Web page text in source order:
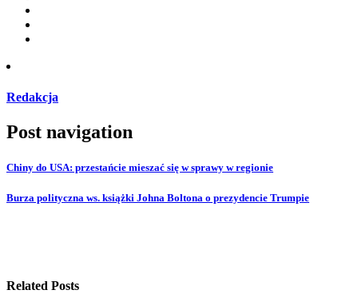
Redakcja
Post navigation
Chiny do USA: przestańcie mieszać się w sprawy w regionie
Burza polityczna ws. książki Johna Boltona o prezydencie Trumpie
Related Posts